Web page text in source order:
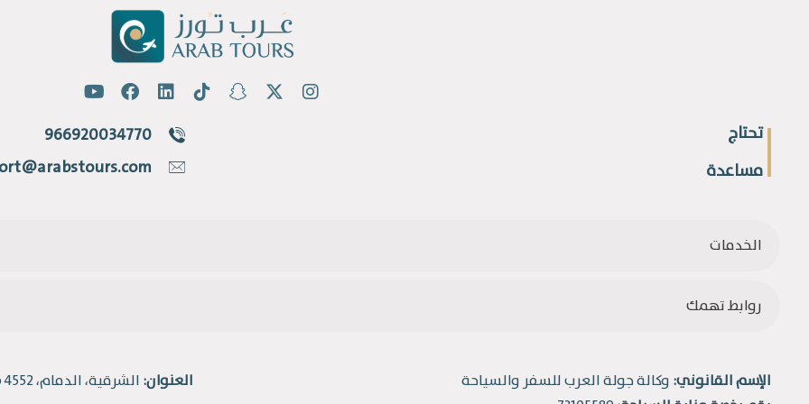
تحتاج
مساعدة
966920034770
الخدمات
روابط تهمك
الإسم القانوني: وكالة جولة العرب للسفر والسياحة
العنوان: الشرقية، الدمام، 4552 طريق الملك فهد، حي القادسية.